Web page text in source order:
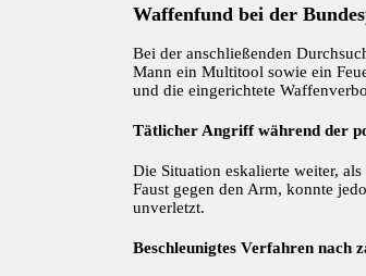
Waffenfund bei der
Bei der anschließenden
Mann ein Multitool sowie ein
und die eingerichtete
Tätlicher Angriff während der
Die Situation eskalierte weiter,
Faust gegen den Arm, konnte
unverletzt.
Beschleunigtes Verfahren nach